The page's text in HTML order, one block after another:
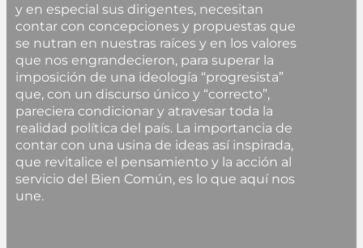
y en especial sus dirigentes, necesitan
contar con concepciones y propuestas que
se nutran en nuestras raíces y en los valores
que nos engrandecieron, para superar la
imposición de una ideología “progresista”
que, con un discurso único y “correcto”,
pareciera condicionar y atravesar toda la
realidad política del país. La importancia de
contar con una usina de ideas así inspirada,
que revitalice el pensamiento y la acción al
servicio del Bien Común, es lo que aquí nos
une.